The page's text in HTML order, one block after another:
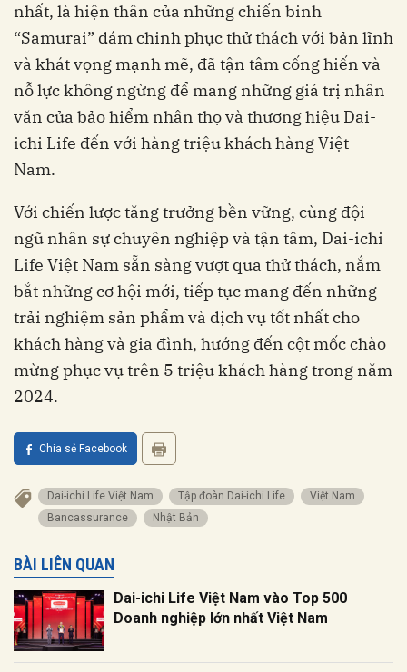
nhất, là hiện thân của những chiến binh
“Samurai” dám chinh phục thử thách với bản lĩnh
và khát vọng mạnh mẽ, đã tận tâm cống hiến và
nỗ lực không ngừng để mang những giá trị nhân
văn của bảo hiểm nhân thọ và thương hiệu Dai-
ichi Life đến với hàng triệu khách hàng Việt
Nam.
Với chiến lược tăng trưởng bền vững, cùng đội
ngũ nhân sự chuyên nghiệp và tận tâm, Dai-ichi
Life Việt Nam sẵn sàng vượt qua thử thách, nắm
bắt những cơ hội mới, tiếp tục mang đến những
trải nghiệm sản phẩm và dịch vụ tốt nhất cho
khách hàng và gia đình, hướng đến cột mốc chào
mừng phục vụ trên 5 triệu khách hàng trong năm
2024.
Chia sẻ Facebook
Dai-ichi Life Việt Nam Tập đoàn Dai-ichi Life
Việt Nam
bancassurance
Nhật Bản
BÀI LIÊN QUAN
Dai-ichi Life Việt Nam vào Top 500
Doanh nghiệp lớn nhất Việt Nam